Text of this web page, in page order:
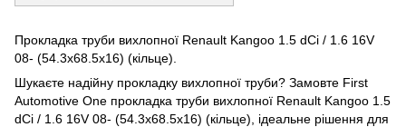
Прокладка труби вихлопної Renault Kangoo 1.5 dCi / 1.6 16V
08- (54.3x68.5x16) (кільце).
Шукаєте надійну прокладку вихлопної труби? Замовте First
Automotive One прокладка труби вихлопної Renault Kangoo 1.5
dCi / 1.6 16V 08- (54.3x68.5x16) (кільце), ідеальне рішення для